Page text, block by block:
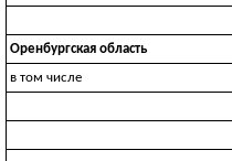
Оренбургская область
в том числе